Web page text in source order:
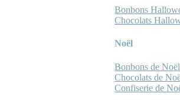
Bonbons
Chocolats
Noël
Bonbons de Noël
Chocolats de
Confiserie de